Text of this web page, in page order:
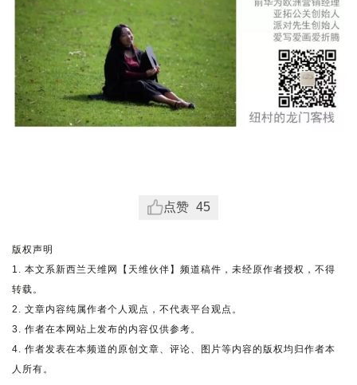
点赞 45
版权声明
1. 本文系新西兰天维网【天维伙伴】频道稿件，未经原作者授权，不得
转载。
2. 文章内容纯属作者个人观点，不代表平台观点。
3. 作者在本网站上发布的内容仅供参考。
4. 作者发表在本频道的原创文章、评论、图片等内容的版权均归作者本
人所有。